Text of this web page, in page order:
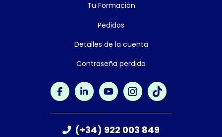
Tu Formación
Pedidos
Detalles de la cuenta
Contraseña perdida
(+34) 922 003 849